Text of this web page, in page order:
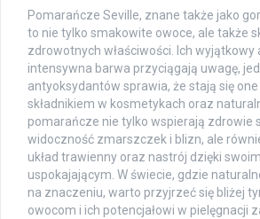
Pomarańcze Seville, znane także jako
to nie tylko smakowite owoce, ale także
zdrowotnych właściwości. Ich wyjątkowy
intensywna barwa przyciągają uwagę,
antyoksydantów sprawia, że stają się
składnikiem w kosmetykach oraz
pomarańcze nie tylko wspierają zdrowie
widoczność zmarszczek i blizn, ale
układ trawienny oraz nastrój dzięki
uspokajającym. W świecie, gdzie
na znaczeniu, warto przyjrzeć się bliżej
owocom i ich potencjałowi w pielęgnacji